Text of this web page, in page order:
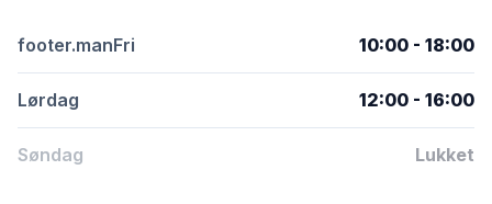
footer.manFri 10:00 - 18:00
Lørdag 12:00 - 16:00
Søndag Lukket